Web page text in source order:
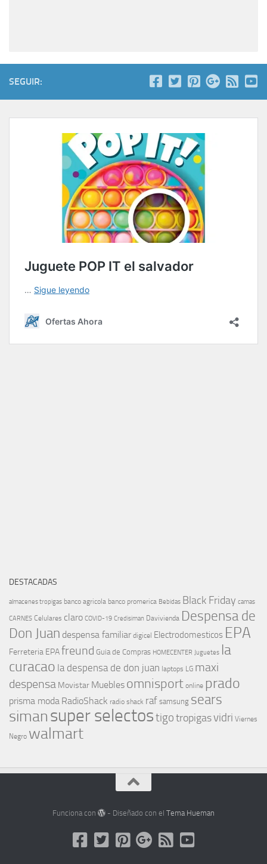
SEGUIR:
DESTACADAS
almacenes tropigas banco agricola banco promerica Bebidas Black Friday camas
CARNES Celulares claro COVID-19 Credisiman Davivienda Despensa de
Don Juan despensa familiar digicel Electrodomesticos EPA
Ferreteria EPAfreund Guia de Compras HOMECENTER Juguetes la
curacao la despensa de don juan laptops LG maxi
despensa Movistar Muebles omnisport online prado
prisma moda RadioShack radio shack raf samsung sears
simansuper selectostigotropigasvidri Viernes
Negro walmart
Funciona con - Diseñado con elTema Hueman